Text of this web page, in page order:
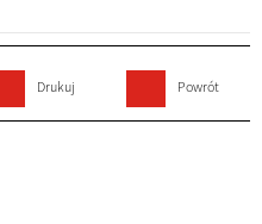
Drukuj Powrót